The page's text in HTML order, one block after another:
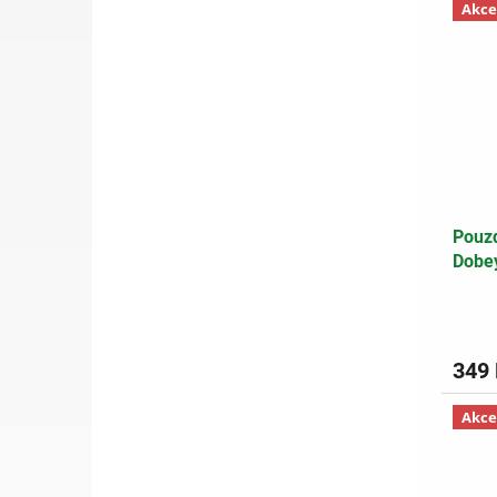
Akce
349
Akce